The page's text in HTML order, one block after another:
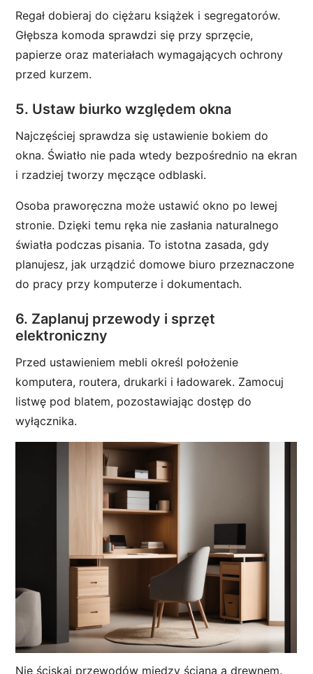
Regał dobieraj do ciężaru książek i segregatorów.
Głębsza komoda sprawdzi się przy sprzęcie,
papierze oraz materiałach wymagających ochrony
przed kurzem.
5. Ustaw biurko względem okna
Najczęściej sprawdza się ustawienie bokiem do
okna. Światło nie pada wtedy bezpośrednio na ekran
i rzadziej tworzy męczące odblaski.
Osoba praworęczna może ustawić okno po lewej
stronie. Dzięki temu ręka nie zasłania naturalnego
światła podczas pisania. To istotna zasada, gdy
planujesz, jak urządzić domowe biuro przeznaczone
do pracy przy komputerze i dokumentach.
6. Zaplanuj przewody i sprzęt
elektroniczny
Przed ustawieniem mebli określ położenie
komputera, routera, drukarki i ładowarek. Zamocuj
listwę pod blatem, pozostawiając dostęp do
wyłącznika.
Nie ściskaj przewodów między ścianą a drewnem.